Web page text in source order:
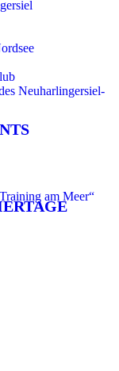
Neuharlingersiel-
am Meer“